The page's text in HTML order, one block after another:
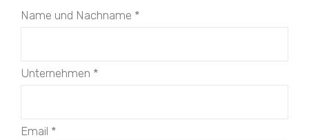
Name und Nachname *
Unternehmen *
Email *